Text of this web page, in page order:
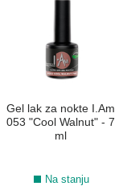
Gel lak za nokte I.Am
053 "Cool Walnut" - 7
ml
Na stanju